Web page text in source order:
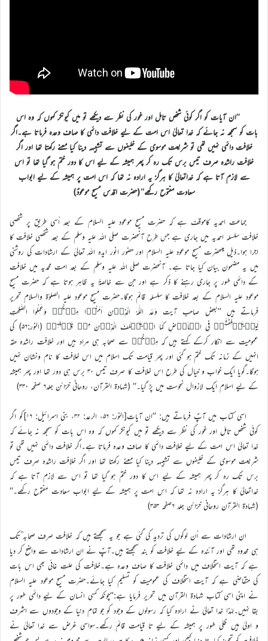
’’ان آیات کو اگر کوئی شخص تامل اور غور کی نظر سے دیکھے تو میں کیونکر کہوں کہ وہ اس
بات کو سمجھ نہ جائے کہ خدا تعالیٰ اس امت کے لیے خلافت دائمی کا صاف وعدہ فرماتا ہے۔اگر
خلافت دائمی نہیں تھی تو شریعت موسوی کے خلیفوں سے تشبیہہ دینا کیا معنے رکھتا تھا اور اگر
خلافت راشده صرف تیس برس تک رہ کر پھر ہمیشہ کے لیے اس کا دور ختم ہو گیا تھا تو اس
سے لازم آتا ہے کہ خداتعالیٰ کا ہرگز یہ ارادہ نہ تھا کہ اس امت پر ہمیشہ کے لیے ابواب
سعادت مفتوح رکھے‘‘(حضرت اقدس مسیح موعودؑ)
جماعت احمدیہ کاموقف ہے کہ حضرت مسیح موعود علیہ السلام کے بعد اُسی طریق پر شخصی
خلافت سلسلہ احمدیہ میں جاری ہے جس طرح آنحضرت صلی اللہ علیہ وسلم کے بعد شخصی خلافت کا
اجرا ہوا۔ذیل میںحضرت مسیح موعود علیہ السلام اور حضور انور ایدہ اللہ تعالیٰ کے ارشادات کی روشنی
میں یہ مضمون بیان کیا جاتا ہے۔ آنحضرت صلی اللہ علیہ وسلم کے بعد امت محمدیہ میں خلافت
کے دائمی طور پر جاری رہنے کا ذکر ہے اور جن سے خالصۃً یہ ظاہر ہوتا ہے کہ حضرت مسیح
موعود علیہ السلام کے بعد خلافت کا سلسلہ قائم ہوگا۔حضرت مسیح موعود علیہ الصلوٰة والسلام تحریر
فرماتے ہیں ’’بعض صاحب آیت وَعَدَ اللّٰہُ الَّذِیۡنَ اٰمَنُوۡا مِنۡکُمۡ وَعَمِلُوا الصّٰلِحٰتِ
لَیَسۡتَخۡلِفَنَّہُمۡ فِی الۡاَرۡضِ کَمَا اسۡتَخۡلَفَ الَّذِیۡنَ مِنۡ قَبۡلِہِمۡ (النور:۵۶) کی
عمومیت سے انکار کرکے کہتے ہیں کہ مِنۡکُمۡ سے صحابہ ہی مراد ہیں اور خلافت راشدہ حقہ
انہیں کے زمانہ تک ختم ہو گئی اور پھر قیامت تک اسلام میں اس خلافت کا نام ونشان نہیں
ہوگا۔گویا ایک خواب و خیال کی طرح اس خلافت کا صرف تیس ۳۰ برس ہی دور تھا اور پھر ہمیشہ
کے لیے اسلام ایک لازوال نحوست میں پڑ گیا۔‘‘ (شہادۃ القرآن، روحانی خزائن جلد۶ صفحہ ۳۳۰)
اسی کتاب میں آپؑ فرماتے ہیں: ’’ان آیات[النور: ۵۶، الرعد: ۳۲، بنی اسرائیل: ۱۶]کو اگر
کوئی شخص تامل اور غور کی نظر سے دیکھے تو میں کیونکر کہوں کہ وہ اس بات کو سمجھ نہ جائے کہ
خدا تعالیٰ اس امت کے لیے خلافت دائمی کا صاف وعدہ فرماتا ہے۔اگر خلافت دائمی نہیں تھی تو
شریعت موسوی کے خلیفوں سے تشبیہہ دینا کیا معنے رکھتا تھا اور اگر خلافت راشده صرف تیس
برس تک رہ کر پھر ہمیشہ کے لیے اس کا دور ختم ہو گیا تھا تو اس سے لازم آتا ہے کہ
خداتعالیٰ کا ہرگز یہ ارادہ نہ تھا کہ اس امت پر ہمیشہ کے لیے ابواب سعادت مفتوح رکھے۔‘‘
(شہادۃ القرآن روحانی خزائن جلد ۶صفحہ ۳۵۳)
ان ارشادات سے اُن لوگوں کی تردید کی گئی ہے جو یہ سمجھتے ہیں کہ خلافت صرف صحابہ ؓتک
ہی محدود تھی اور آئندہ کے لیے خلافت کو بند سمجھتے ہیں۔آپؑ نے ان ارشادات سے واضح کر دیا
ہے کہ آیت استخلاف میں دائمی خلافت کا صاف وعدہ ہے۔خلافت کی علتِ غائی بھی اس بات
کی متقاضی ہے کہ آیت استخلاف کی عمومیت کو تسلیم کیا جائے۔حضرت مسیح موعود علیہ السلام
نے اپنی اسی کتاب شہادة القرآن میں تحریر فرمایا ہے:’’چونکہ کسی انسان کے لیے دائمی طور پر
بقا نہیں۔لہٰذا خدا تعالیٰ نے ارادہ کیا کہ رسولوں کے وجود کو جو تمام دنیا کے وجودوں سے اشرف
و اولیٰ ہیں ظلی طور پر ہمیشہ کے لیے تا قیامت قائم رکھے۔سواسی غرض سے خدا تعالیٰ نے